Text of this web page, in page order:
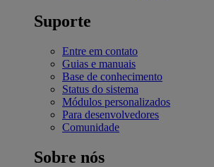
Suporte
Entre em contato
Guias e manuais
Base de conhecimento
Status do sistema
Módulos personalizados
Para desenvolvedores
Comunidade
Sobre nós